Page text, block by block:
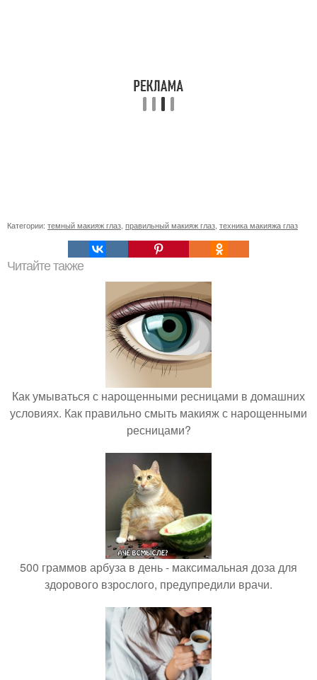
Категории: темный макияж глаз, правильный макияж глаз, техника макияжа глаз
Читайте также
Как умываться с нарощенными ресницами в домашних
условиях. Как правильно смыть макияж с нарощенными
ресницами?
500 граммов арбуза в день - максимальная доза для
здорового взрослого, предупредили врачи.